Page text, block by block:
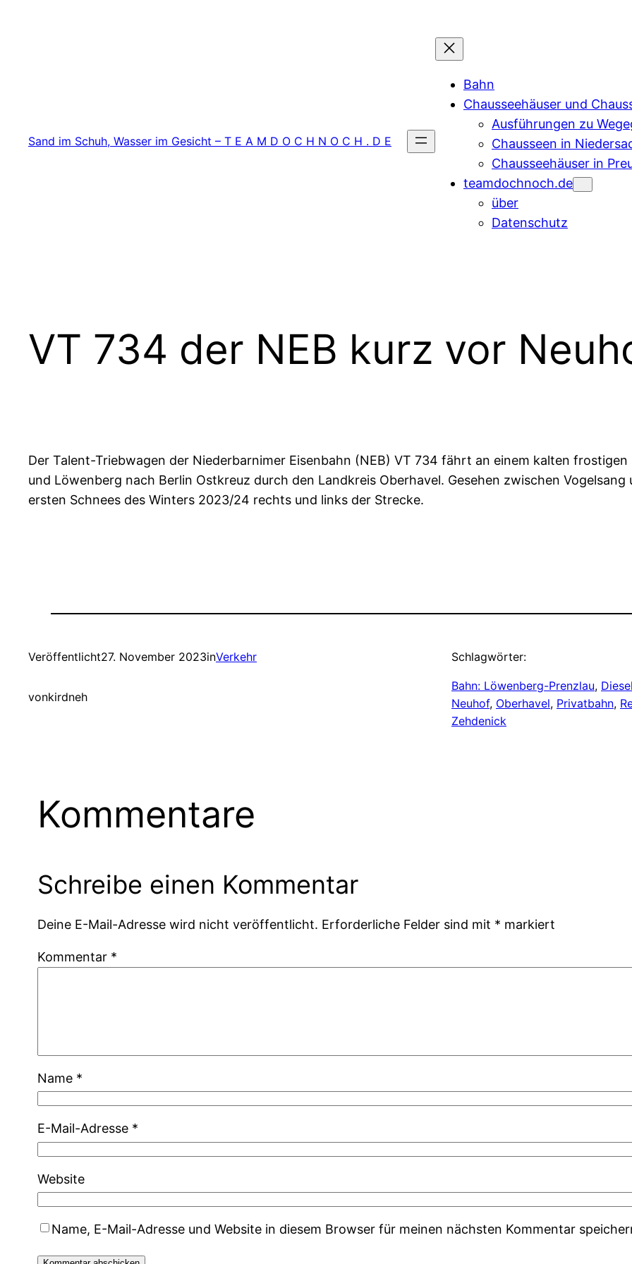
Sand im Schuh, Wasser im Gesicht – T E A M D O C H N O C H . D E
Bahn
Chausseehäuser und
Ausführungen zu
Chausseen in
Chausseehäuser in
teamdochnoch.de
über
Datenschutz
VT 734 der NEB kurz vor
Der Talent-Triebwagen der Niederbarnimer Eisenbahn (NEB) VT 734 fährt an einem kalten frostigen
und Löwenberg nach Berlin Ostkreuz durch den Landkreis Oberhavel. Gesehen zwischen
ersten Schnees des Winters 2023/24 rechts und links der Strecke.
Veröffentlicht27. November 2023inVerkehr
vonkirdneh
Schlagwörter:
Bahn: Löwenberg-Prenzlau,
Neuhof, Oberhavel, Privatbahn,
Zehdenick
Kommentare
Schreibe einen Kommentar
Deine E-Mail-Adresse wird nicht veröffentlicht. Erforderliche Felder sind mit * markiert
Kommentar *
Name *
E-Mail-Adresse *
Website
Name, E-Mail-Adresse und Website in diesem Browser für meinen nächsten Kommentar